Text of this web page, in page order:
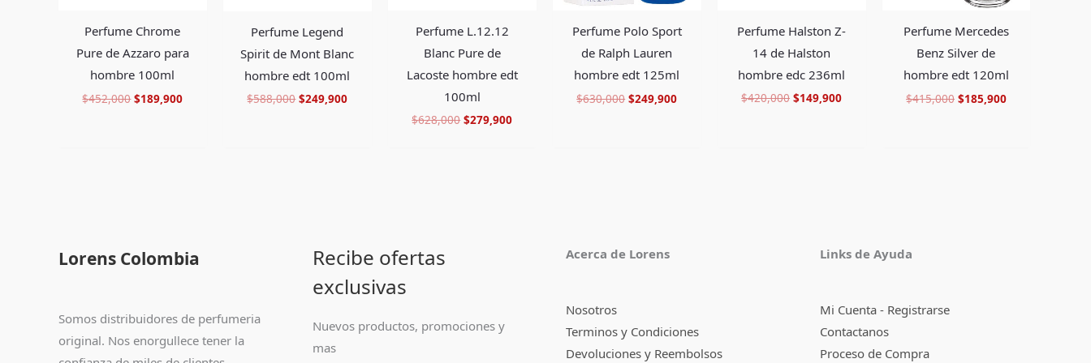
Perfume Chrome
Pure de Azzaro para
hombre 100ml
$452,000 $189,900
Perfume Legend
Spirit de Mont Blanc
hombre edt 100ml
$588,000 $249,900
Perfume L.12.12
Blanc Pure de
Lacoste hombre edt
100ml
$628,000 $279,900
Perfume Polo Sport
de Ralph Lauren
hombre edt 125ml
$630,000 $249,900
Perfume Halston Z-
14 de Halston
hombre edc 236ml
$420,000 $149,900
Perfume Mercedes
Benz Silver de
hombre edt 120ml
$415,000 $185,900
Lorens Colombia
Somos distribuidores de perfumeria
original. Nos enorgullece tener la
Recibe ofertas
exclusivas
Nuevos productos, promociones y
mas
Acerca de Lorens
Nosotros
Terminos y Condiciones
Devoluciones y Reembolsos
Links de Ayuda
Mi Cuenta - Registrarse
Contactanos
Proceso de Compra